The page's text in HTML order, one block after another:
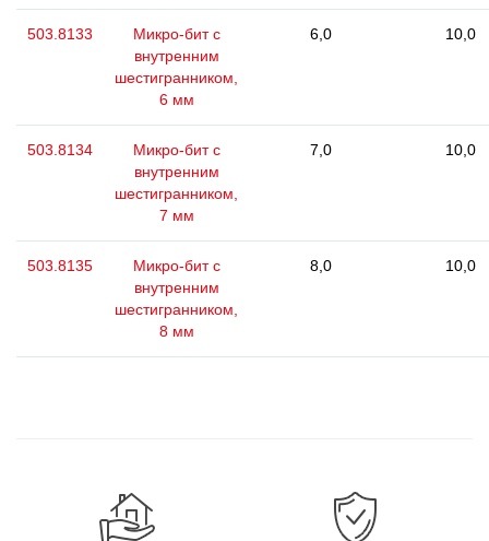
503.8133
Микро-бит с
внутренним
шестигранником,
6 мм
6,0 10,0
503.8134
Микро-бит с
внутренним
шестигранником,
7 мм
7,0 10,0
503.8135
Микро-бит с
внутренним
шестигранником,
8 мм
8,0 10,0